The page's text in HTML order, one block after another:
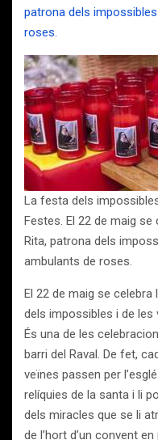
patrona dels
roses.
La festa dels
Festes. El 22 de maig
Rita, patrona dels
ambulants de roses.
El 22 de maig se
dels impossibles i de
És una de les
barri del Raval. De fet,
veïnes passen per
relíquies de la santa i li
dels miracles que se li
de l’hort d’un convent